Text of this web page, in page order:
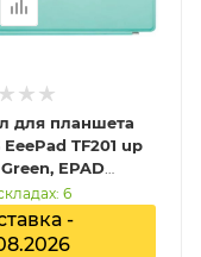
для планшета
EeePad TF201 up
EPAD
TF201/GR
6
-